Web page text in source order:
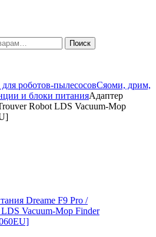
Поиск
для роботов-пылесосовСяоми, дрим,
и блоки питанияАдаптер
Robot LDS Vacuum-Mop